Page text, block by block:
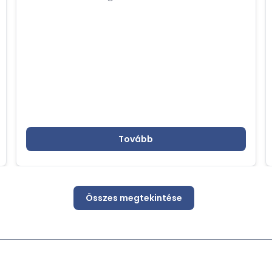
Tovább
Összes megtekintése